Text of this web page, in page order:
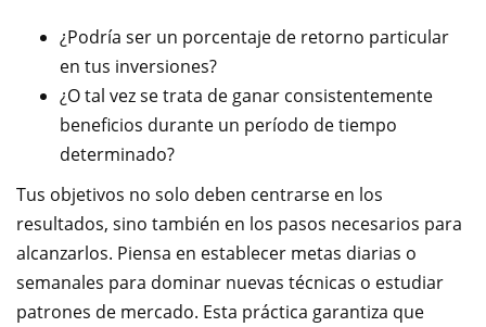
¿Podría ser un porcentaje de retorno particular
en tus inversiones?
¿O tal vez se trata de ganar consistentemente
beneficios durante un período de tiempo
determinado?
Tus objetivos no solo deben centrarse en los
resultados, sino también en los pasos necesarios para
alcanzarlos. Piensa en establecer metas diarias o
semanales para dominar nuevas técnicas o estudiar
patrones de mercado. Esta práctica garantiza que